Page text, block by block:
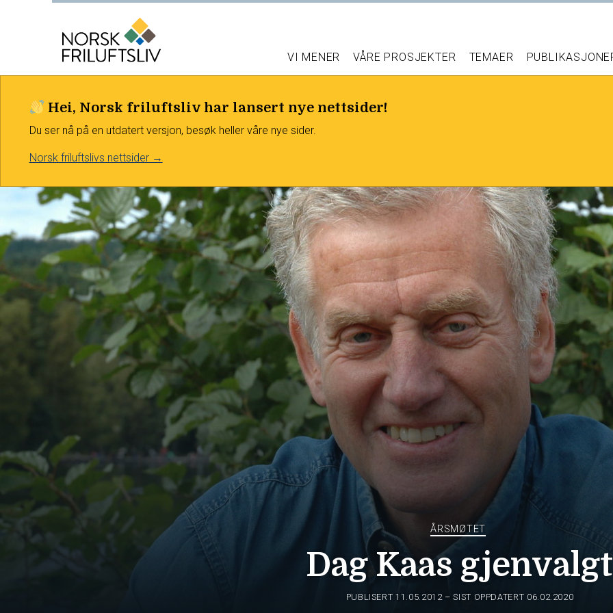
Hei, Norsk friluftsliv har lansert nye nettsider!
Du ser nå på en utdatert versjon, besøk heller våre nye sider.
Norsk friluftslivs nettsider →
VI MENER VÅRE PROSJEKTER TEMAER
ÅRSMØTET
Dag Kaas gjenvalgt
PUBLISERT11.05.2012– SIST OPPDATERT 06.02.2020